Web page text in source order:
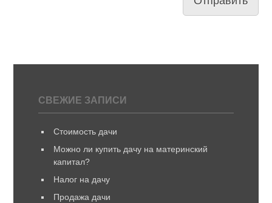
СВЕЖИЕ ЗАПИСИ
Стоимость дачи
Можно ли купить дачу на материнский
капитал?
Налог на дачу
Продажа дачи